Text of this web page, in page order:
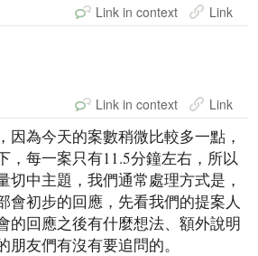
Link in context Link
Link in context Link
因為今天的案數稍微比較多一點，
，每一案只有11.5分鐘左右，所以
切中主題，我們通常處理方式是，
會初步的回應，先看我們的提案人
的回應之後有什麼想法、額外說明
朋友們有沒有要追問的。